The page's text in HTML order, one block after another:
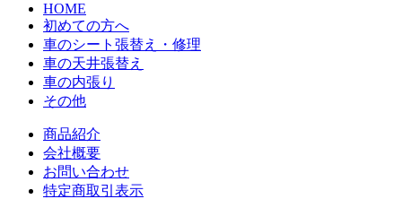
HOME
初めての方へ
車のシート張替え・修理
車の天井張替え
車の内張り
その他
商品紹介
会社概要
お問い合わせ
特定商取引表示